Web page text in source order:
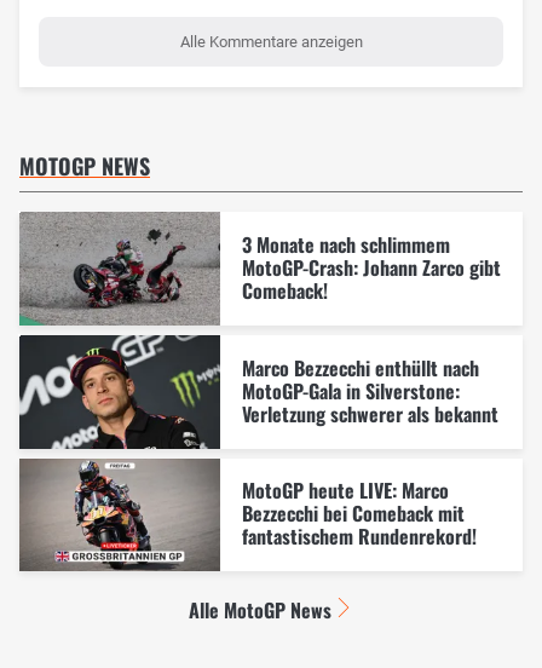
Alle Kommentare anzeigen
MOTOGP NEWS
3 Monate nach schlimmem
MotoGP-Crash: Johann Zarco gibt
Comeback!
Marco Bezzecchi enthüllt nach
MotoGP-Gala in Silverstone:
Verletzung schwerer als bekannt
MotoGP heute LIVE: Marco
Bezzecchi bei Comeback mit
fantastischem Rundenrekord!
Alle MotoGP News